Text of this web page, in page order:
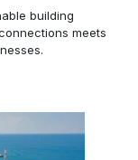
building
meets